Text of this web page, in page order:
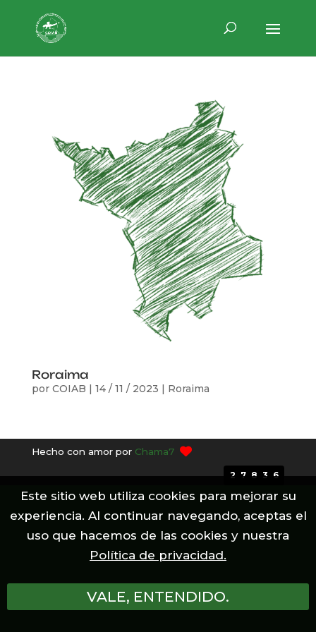
Roraima
por COIAB 14 / 11 / 2023 Roraima
Hecho con amor por Chama7
27836
Este sitio web utiliza cookies para mejorar su
experiencia. Al continuar navegando, aceptas el
uso que hacemos de las cookies y nuestra
Política de privacidad.
VALE, ENTENDIDO.